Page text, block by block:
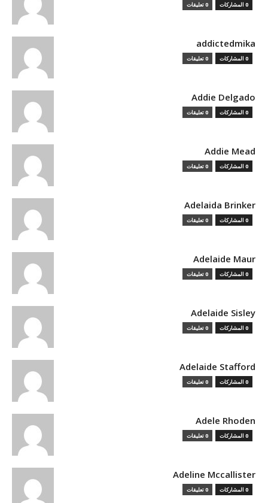
0 المشاركات 0 تعليقات
addictedmika
0 المشاركات 0 تعليقات
Addie Delgado
0 المشاركات 0 تعليقات
Addie Mead
0 المشاركات 0 تعليقات
Adelaida Brinker
0 المشاركات 0 تعليقات
Adelaide Maur
0 المشاركات 0 تعليقات
Adelaide Sisley
0 المشاركات 0 تعليقات
Adelaide Stafford
0 المشاركات 0 تعليقات
Adele Rhoden
0 المشاركات 0 تعليقات
Adeline Mccallister
0 المشاركات 0 تعليقات